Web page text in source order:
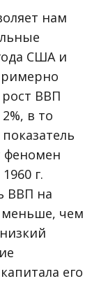
нам
США и
ВВП
в то
феномен
г.
ВВП на
меньше, чем
его